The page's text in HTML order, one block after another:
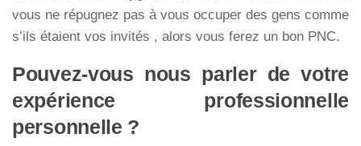
vous ne répugnez pas à vous occuper des gens comme
s’ils étaient vos invités , alors vous ferez un bon PNC.
Pouvez-vous nous parler de votre
expérience professionnelle
personnelle ?